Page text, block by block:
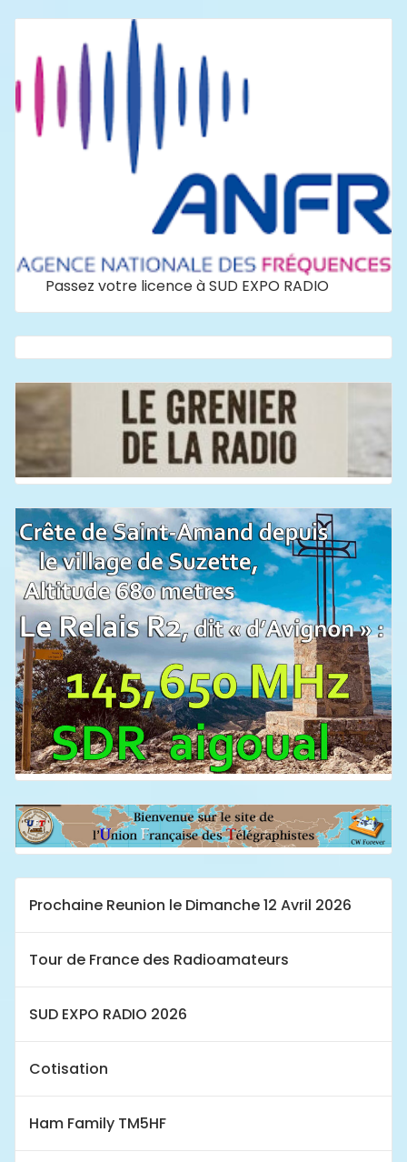
Passez votre licence à SUD EXPO RADIO
Prochaine Reunion le Dimanche 12 Avril 2026
Tour de France des Radioamateurs
SUD EXPO RADIO 2026
Cotisation
Ham Family TM5HF